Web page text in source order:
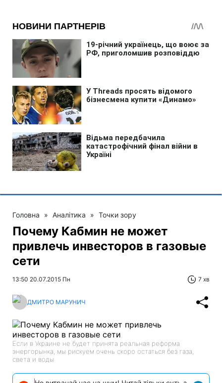
Головна » Аналітика » Точки зору
Почему Кабмин не может
привлечь инвесторов в газовые
сети
13:50 20.07.2015 Пн 7 хв
ДМИТРО МАРУНИЧ
Если в Украине не будет принята реальная реформа
энергорынка, мы рискуем очень скоро остаться без газа,
света и воды